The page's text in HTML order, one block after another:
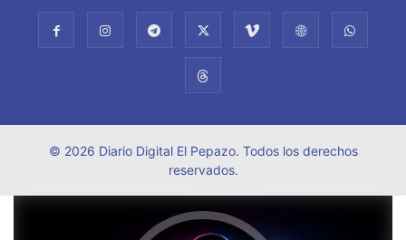
© 2026 Diario Digital El Pepazo. Todos los derechos
reservados.